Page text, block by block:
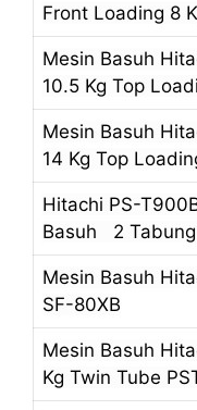
Front Loading 8
Mesin Basuh
10.5 Kg Top
Mesin Basuh
14 Kg Top
Hitachi PS-
Basuh 2
Mesin Basuh
SF-80XB
Mesin Basuh
Kg Twin Tube